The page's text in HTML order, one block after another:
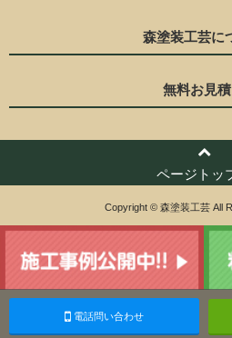
森塗装工芸に
無料お見積
ページトッ
Copyright © 森塗装工芸 All
電話問い合わせ